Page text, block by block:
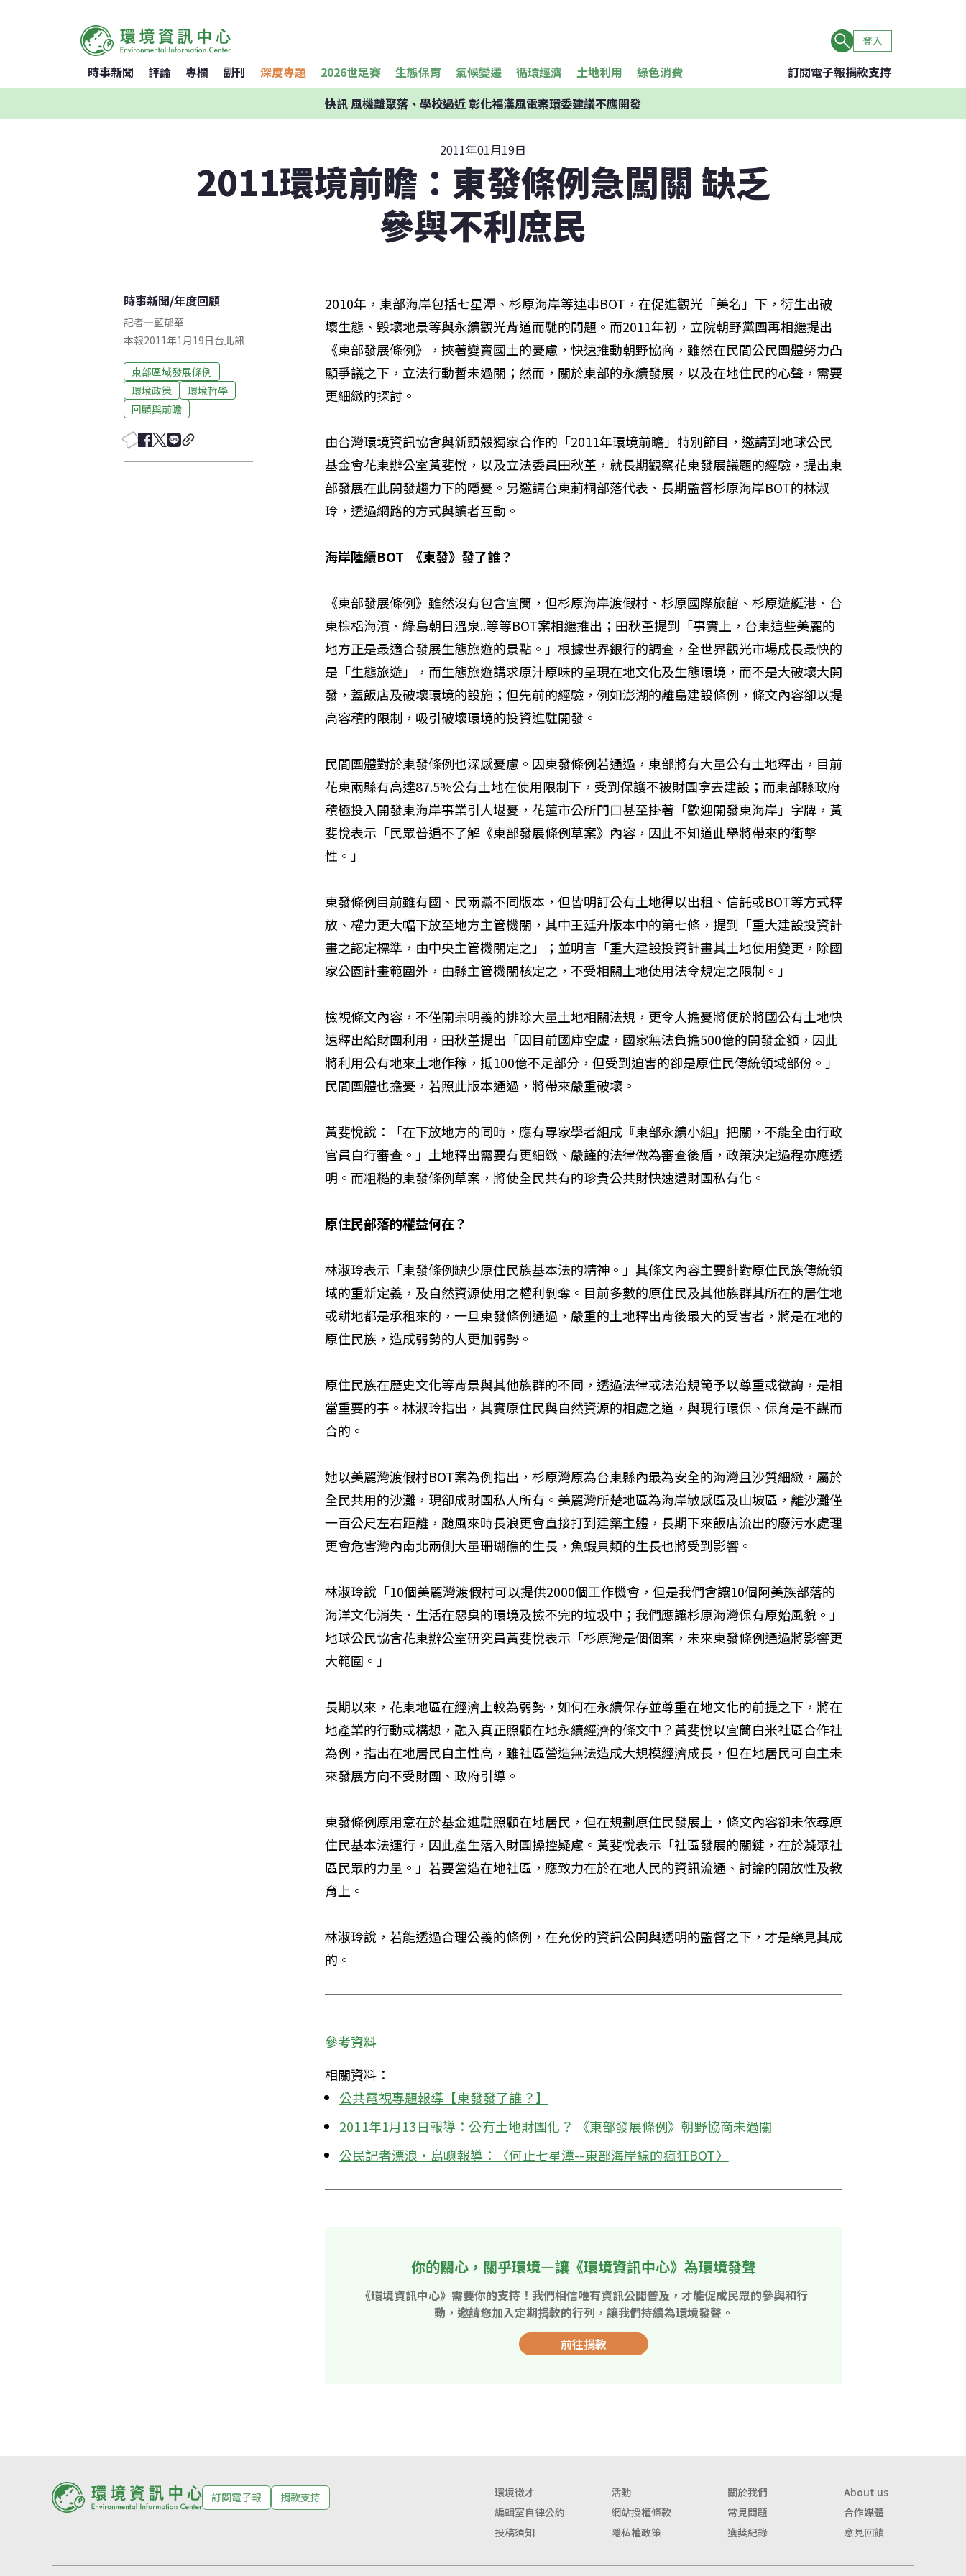
登入
時事新聞 評論 專欄 副刊 深度專題 2026世足賽 生態保育 氣候變遷 循環經濟 土地利用 綠色消費 訂閱電子報捐款支持
快訊風機離聚落、學校過近 彰化福漢風電案環委建議不應開發
2011年01月19日
2011環境前瞻：東發條例急闖關 缺乏
參與不利庶民
時事新聞/年度回顧
記者—藍郁華
本報2011年1月19日台北訊
東部區域發展條例
環境政策
環境哲學
回顧與前瞻
2010年，東部海岸包括七星潭、杉原海岸等連串BOT，在促進觀光「美名」下，衍生出破
壞生態、毀壞地景等與永續觀光背道而馳的問題。而2011年初，立院朝野黨團再相繼提出
《東部發展條例》，挾著變賣國土的憂慮，快速推動朝野協商，雖然在民間公民團體努力凸
顯爭議之下，立法行動暫未過關；然而，關於東部的永續發展，以及在地住民的心聲，需要
更細緻的探討。
由台灣環境資訊協會與新頭殼獨家合作的「2011年環境前瞻」特別節目，邀請到地球公民
基金會花東辦公室黃斐悅，以及立法委員田秋堇，就長期觀察花東發展議題的經驗，提出東
部發展在此開發趨力下的隱憂。另邀請台東莿桐部落代表、長期監督杉原海岸BOT的林淑
玲，透過網路的方式與讀者互動。
海岸陸續BOT  《東發》發了誰？
《東部發展條例》雖然沒有包含宜蘭，但杉原海岸渡假村、杉原國際旅館、杉原遊艇港、台
東棕梠海濱、綠島朝日溫泉..等等BOT案相繼推出；田秋堇提到「事實上，台東這些美麗的
地方正是最適合發展生態旅遊的景點。」根據世界銀行的調查，全世界觀光市場成長最快的
是「生態旅遊」，而生態旅遊講求原汁原味的呈現在地文化及生態環境，而不是大破壞大開
發，蓋飯店及破壞環境的設施；但先前的經驗，例如澎湖的離島建設條例，條文內容卻以提
高容積的限制，吸引破壞環境的投資進駐開發。
民間團體對於東發條例也深感憂慮。因東發條例若通過，東部將有大量公有土地釋出，目前
花東兩縣有高達87.5%公有土地在使用限制下，受到保護不被財團拿去建設；而東部縣政府
積極投入開發東海岸事業引人堪憂，花蓮市公所門口甚至掛著「歡迎開發東海岸」字牌，黃
斐悅表示「民眾普遍不了解《東部發展條例草案》內容，因此不知道此舉將帶來的衝擊
性。」
東發條例目前雖有國、民兩黨不同版本，但皆明訂公有土地得以出租、信託或BOT等方式釋
放、權力更大幅下放至地方主管機關，其中王廷升版本中的第七條，提到「重大建設投資計
畫之認定標準，由中央主管機關定之」；並明言「重大建設投資計畫其土地使用變更，除國
家公園計畫範圍外，由縣主管機關核定之，不受相關土地使用法令規定之限制。」
檢視條文內容，不僅開宗明義的排除大量土地相關法規，更令人擔憂將便於將國公有土地快
速釋出給財團利用，田秋堇提出「因目前國庫空虛，國家無法負擔500億的開發金額，因此
將利用公有地來土地作稼，抵100億不足部分，但受到迫害的卻是原住民傳統領域部份。」
民間團體也擔憂，若照此版本通過，將帶來嚴重破壞。
黃斐悅說：「在下放地方的同時，應有專家學者組成『東部永續小組』把關，不能全由行政
官員自行審查。」土地釋出需要有更細緻、嚴謹的法律做為審查後盾，政策決定過程亦應透
明。而粗糙的東發條例草案，將使全民共有的珍貴公共財快速遭財團私有化。
原住民部落的權益何在？
林淑玲表示「東發條例缺少原住民族基本法的精神。」其條文內容主要針對原住民族傳統領
域的重新定義，及自然資源使用之權利剝奪。目前多數的原住民及其他族群其所在的居住地
或耕地都是承租來的，一旦東發條例通過，嚴重的土地釋出背後最大的受害者，將是在地的
原住民族，造成弱勢的人更加弱勢。
原住民族在歷史文化等背景與其他族群的不同，透過法律或法治規範予以尊重或徵詢，是相
當重要的事。林淑玲指出，其實原住民與自然資源的相處之道，與現行環保、保育是不謀而
合的。
她以美麗灣渡假村BOT案為例指出，杉原灣原為台東縣內最為安全的海灣且沙質細緻，屬於
全民共用的沙灘，現卻成財團私人所有。美麗灣所楚地區為海岸敏感區及山坡區，離沙灘僅
一百公尺左右距離，颱風來時長浪更會直接打到建築主體，長期下來飯店流出的廢污水處理
更會危害灣內南北兩側大量珊瑚礁的生長，魚蝦貝類的生長也將受到影響。
林淑玲說「10個美麗灣渡假村可以提供2000個工作機會，但是我們會讓10個阿美族部落的
海洋文化消失、生活在惡臭的環境及撿不完的垃圾中；我們應讓杉原海灣保有原始風貌。」
地球公民協會花東辦公室研究員黃斐悅表示「杉原灣是個個案，未來東發條例通過將影響更
大範圍。」
長期以來，花東地區在經濟上較為弱勢，如何在永續保存並尊重在地文化的前提之下，將在
地產業的行動或構想，融入真正照顧在地永續經濟的條文中？黃斐悅以宜蘭白米社區合作社
為例，指出在地居民自主性高，雖社區營造無法造成大規模經濟成長，但在地居民可自主未
來發展方向不受財團、政府引導。
東發條例原用意在於基金進駐照顧在地居民，但在規劃原住民發展上，條文內容卻未依尋原
住民基本法運行，因此產生落入財團操控疑慮。黃斐悅表示「社區發展的關鍵，在於凝聚社
區民眾的力量。」若要營造在地社區，應致力在於在地人民的資訊流通、討論的開放性及教
育上。
林淑玲說，若能透過合理公義的條例，在充份的資訊公開與透明的監督之下，才是樂見其成
的。
參考資料
相關資料：
公共電視專題報導【東發發了誰？】
2011年1月13日報導：公有土地財團化？ 《東部發展條例》朝野協商未過關
公民記者漂浪‧島嶼報導：〈何止七星潭--東部海岸線的瘋狂BOT〉
你的關心，關乎環境—讓《環境資訊中心》為環境發聲
《環境資訊中心》需要你的支持！我們相信唯有資訊公開普及，才能促成民眾的參與和行
動，邀請您加入定期捐款的行列，讓我們持續為環境發聲。
前往捐款
訂閱電子報 捐款支持 環境徵才 活動 關於我們
About us
編輯室自律公約
網站授權條款 常見問題
合作媒體
投稿須知
隱私權政策 獲獎紀錄 意見回饋